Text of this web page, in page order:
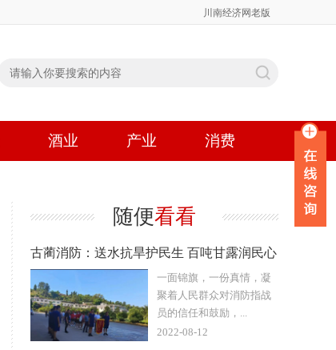
川南经济网老版
酒业 产业 消费
随便看看
古蔺消防：送水抗旱护民生 百吨甘露润民心
一面锦旗，一份真情，凝
聚着人民群众对消防指战
员的信任和鼓励，...
2022-08-12